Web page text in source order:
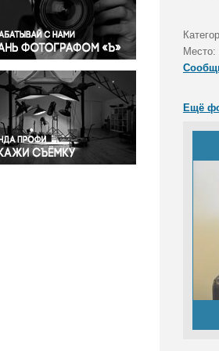
Правосудие
Происшествия и конфликты
Религия
Светская жизнь
Спорт
Экология
Экономика и бизнес
Место:
Ещё